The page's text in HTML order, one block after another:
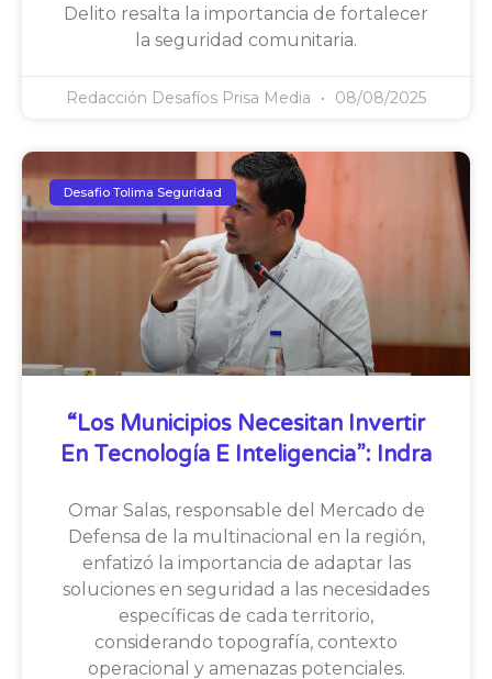
Delito resalta la importancia de fortalecer
la seguridad comunitaria.
Redacción Desafíos Prisa Media 08/08/2025
Desafio Tolima Seguridad
“Los Municipios Necesitan Invertir
En Tecnología E Inteligencia”: Indra
Omar Salas, responsable del Mercado de
Defensa de la multinacional en la región,
enfatizó la importancia de adaptar las
soluciones en seguridad a las necesidades
específicas de cada territorio,
considerando topografía, contexto
operacional y amenazas potenciales.